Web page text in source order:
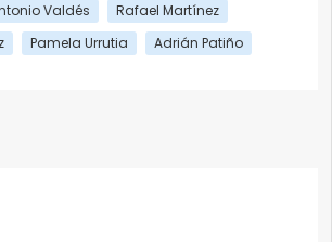
Valdés
Rafael Martínez
Pamela Urrutia Adrián Patiño